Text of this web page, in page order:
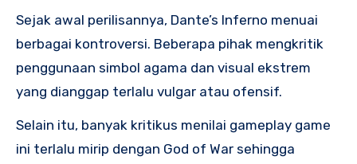
Sejak awal perilisannya, Dante’s Inferno menuai
berbagai kontroversi. Beberapa pihak mengkritik
penggunaan simbol agama dan visual ekstrem
yang dianggap terlalu vulgar atau ofensif.
Selain itu, banyak kritikus menilai gameplay game
ini terlalu mirip dengan God of War sehingga